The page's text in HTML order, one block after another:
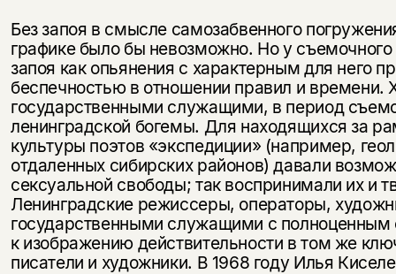
Без запоя в смысле самозабвенного
графике было бы невозможно. Но у
запоя как опьянения с характерным для него
беспечностью в отношении правил и времени.
государственными служащими, в период
ленинградской богемы. Для находящихся за
культуры поэтов «экспедиции» (например,
отдаленных сибирских районов) давали
сексуальной свободы; так воспринимали их и
Ленинградские режиссеры, операторы,
государственными служащими с полноценным
к изображению действительности в том же
писатели и художники. В 1968 году Илья